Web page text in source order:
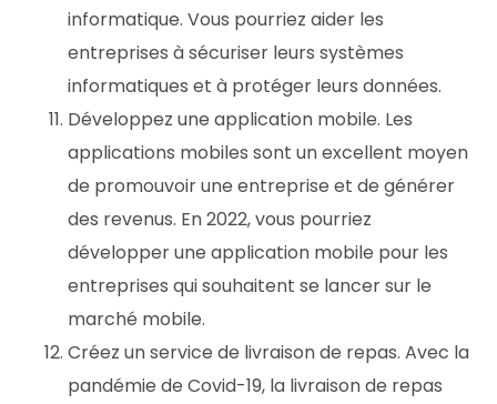
informatique. Vous pourriez aider les
entreprises à sécuriser leurs systèmes
informatiques et à protéger leurs données.
Développez une application mobile. Les
applications mobiles sont un excellent moyen
de promouvoir une entreprise et de générer
des revenus. En 2022, vous pourriez
développer une application mobile pour les
entreprises qui souhaitent se lancer sur le
marché mobile.
Créez un service de livraison de repas. Avec la
pandémie de Covid-19, la livraison de repas